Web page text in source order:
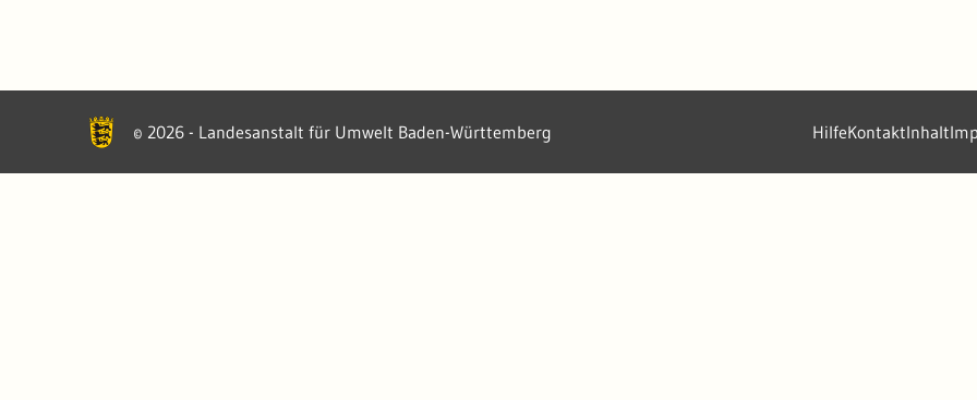
2026 - Landesanstalt für Umwelt Baden-Württemberg HilfeKontaktInhalt